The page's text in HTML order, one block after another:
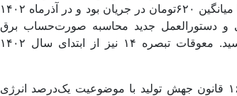
انرژی مصرفی در قبوض برق اعمال شد؛ قیمت تمام‌شده تا آذرماه با میانگین ۶۲۰تومان در جریان بود و در آذرماه ۱۴۰۲
۱۴ هزینه سوخت نیروگاهی و دستورالعمل جدید محاسبه صورت‌حساب برق
مصرفی، این هزینه به ۱۰۶۵تومان به ازای هر کیلووات ساعت رسید. معوقات تبصره ۱۴ نیز از ابتدای سال ۱۴۰۲
سید عباس حسینی، فعال حوزه فولاد، اقداماتی مانند اعمال ماده ۱۶ قانون جهش تولید با موضوعیت یک‌درصد انرژی